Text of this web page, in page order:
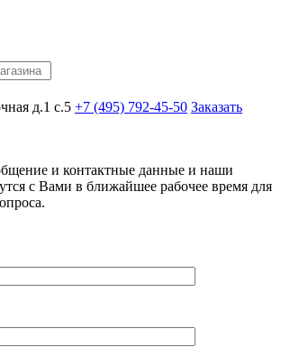
д.1 c.5 +7 (495) 792-45-50 Заказать
и контактные данные и наши
с Вами в ближайшее рабочее время для